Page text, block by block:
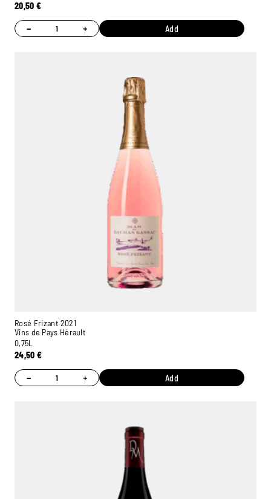
20,50€
− + Add
Rosé Frizant 2021
Vins de Pays Hérault
0,75L
24,50€
− + Add